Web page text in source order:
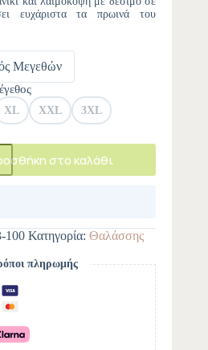
ευχάριστα τα πρωινά του
Μεγεθών
XL XXL 3XL
στο καλάθι
100 Κατηγορία: Θαλάσσης
πληρωμής